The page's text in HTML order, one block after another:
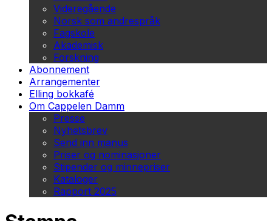
Videregående
Norsk som andrespråk
Fagskole
Akademisk
Forskning
Abonnement
Arrangementer
Elling bokkafé
Om Cappelen Damm
Presse
Nyhetsbrev
Send inn manus
Priser og nominasjoner
Stipender og minnepriser
Kataloger
Rapport 2025